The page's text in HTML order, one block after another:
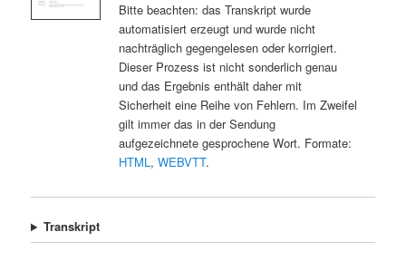
Bitte beachten: das Transkript wurde
automatisiert erzeugt und wurde nicht
nachträglich gegengelesen oder korrigiert.
Dieser Prozess ist nicht sonderlich genau
und das Ergebnis enthält daher mit
Sicherheit eine Reihe von Fehlern. Im Zweifel
gilt immer das in der Sendung
aufgezeichnete gesprochene Wort. Formate:
HTML, WEBVTT.
Transkript